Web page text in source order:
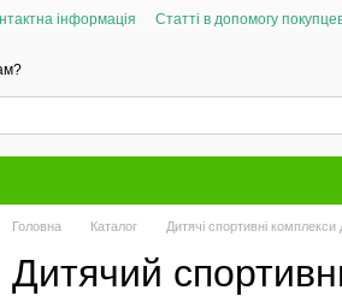
інформація
Статті в допомогу
Головна Каталог Дитячі спортивні
Дитячий